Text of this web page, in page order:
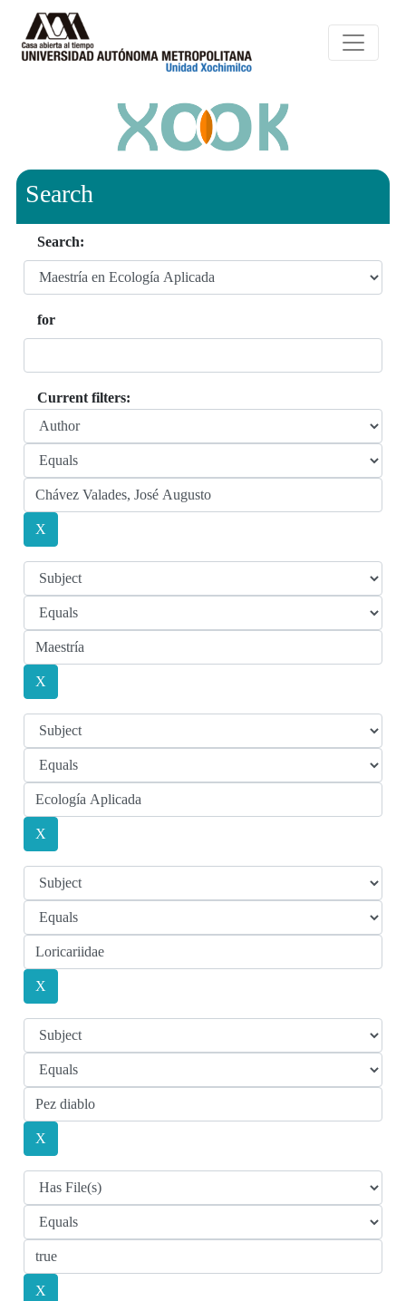
Search
Search:
for
Current filters: